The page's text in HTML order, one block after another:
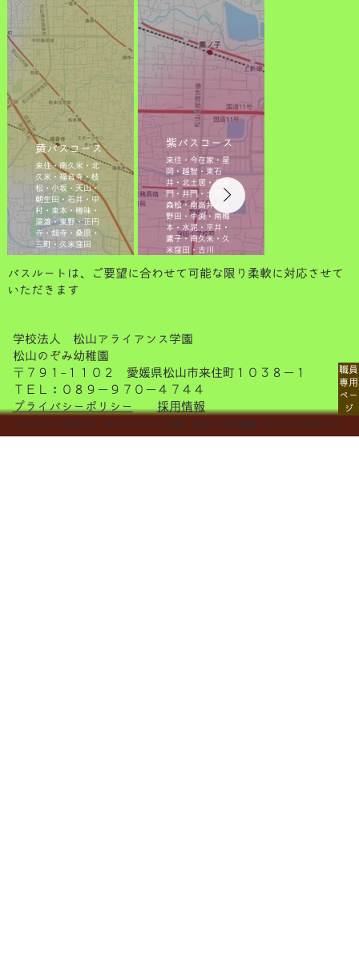
黄バスコース
来住・南久米・北
久米・福音寺・枝
松・小坂・天山・
朝生田・石井・中
村・束本・樽味・
湯渡・東野・正円
寺・畑寺・桑原・
三町・久米窪田​
紫バスコース
来住・今在家・星
岡・越智・東石
井・北土居・北井
門・井門・土居・
森松・南高井・北
野田・牛渕・南梅
本・水泥・平井・
鷹子・南久米・久
米窪田・古川
​バスルートは、ご要望に合わせて可能な限り柔軟に対応させて
いただきます
学校法人 松山アライアンス学園
松山のぞみ幼稚園
〒７９１-１１０２ 愛媛県松山市来住町１０３８－１
ＴＥＬ：０８９－９７０－４７４４
プライバシーポリシー
採用情報
職員
専用
ペー
ジ
Copyright © 学校法人 松山アライアンス学園 松山のぞみ幼稚園. All Rights Reserved.